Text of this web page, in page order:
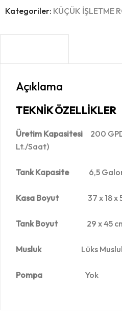
Kategoriler: KÜÇÜK İŞLETME
Açıklama
TEKNİK ÖZELLİKLER
Üretim Kapasitesi 200
Lt./Saat)
Tank Kapasite6,5 Galon
Kasa Boyut 37 x 18 x 50
Tank Boyut 29 x 45 cm
Musluk Lüks
Pompa Yok